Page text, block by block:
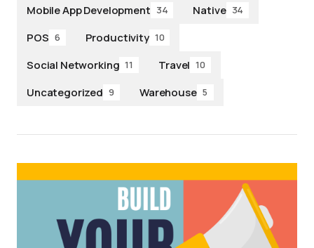
Mobile App Development 34 Native 34
POS 6 Productivity 10
Social Networking 11 Travel 10
Uncategorized 9 Warehouse 5